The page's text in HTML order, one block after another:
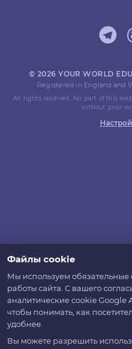
© 2026 YOUR WORLD
Registered in England and
All rights reserved. No part of this
without prior
Файлы cookie
Мы используем
работы сайта. С вашего
аналитические cookie Google
чтобы понимать, как
удобнее.
Вы можете разрешить